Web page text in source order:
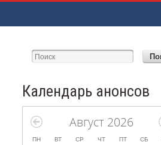
Календарь анонсов
Август 2026
ПН ВТ СР ЧТ ПТ СБ